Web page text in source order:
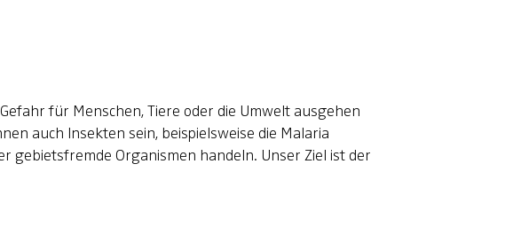
für Menschen, Tiere oder die Umwelt ausgehen
auch Insekten sein, beispielsweise die Malaria
Organismen handeln. Unser Ziel ist der